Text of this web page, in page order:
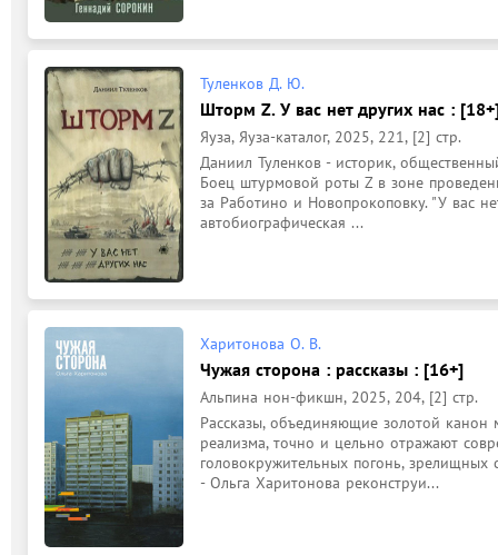
Туленков Д. Ю.
Шторм Z. У вас нет других нас :
Яуза, Яуза-каталог, 2025, 221, [2] стр.
Даниил Туленков - историк,
Боец штурмовой роты Z в зоне
за Работино и Новопрокоповку. "У вас
автобиографическая ...
Харитонова О. В.
Чужая сторона : рассказы : [16+]
Альпина нон-фикшн, 2025, 204, [2] стр.
Рассказы, объединяющие золотой канон
реализма, точно и цельно отражают
головокружительных погонь,
- Ольга Харитонова реконструи...